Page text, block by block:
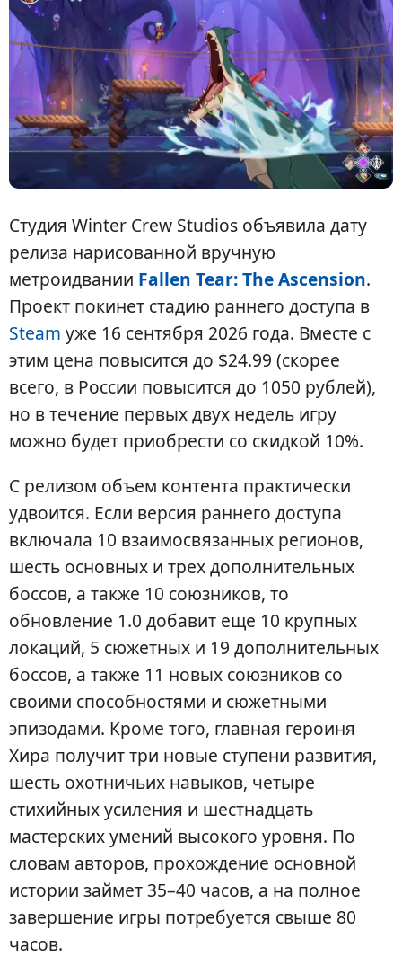
Студия Winter Crew Studios объявила дату
релиза нарисованной вручную
метроидвании Fallen Tear: The Ascension.
Проект покинет стадию раннего доступа в
Steam уже 16 сентября 2026 года. Вместе с
этим цена повысится до $24.99 (скорее
всего, в России повысится до 1050 рублей),
но в течение первых двух недель игру
можно будет приобрести со скидкой 10%.
С релизом объем контента практически
удвоится. Если версия раннего доступа
включала 10 взаимосвязанных регионов,
шесть основных и трех дополнительных
боссов, а также 10 союзников, то
обновление 1.0 добавит еще 10 крупных
локаций, 5 сюжетных и 19 дополнительных
боссов, а также 11 новых союзников со
своими способностями и сюжетными
эпизодами. Кроме того, главная героиня
Хира получит три новые ступени развития,
шесть охотничьих навыков, четыре
стихийных усиления и шестнадцать
мастерских умений высокого уровня. По
словам авторов, прохождение основной
истории займет 35–40 часов, а на полное
завершение игры потребуется свыше 80
часов.